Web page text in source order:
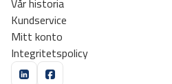
Kundservice
Mitt konto
Integritetspolicy